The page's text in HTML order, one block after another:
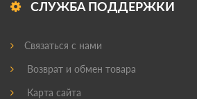
СЛУЖБА ПОДДЕРЖКИ
Связаться с нами
Возврат и обмен товара
Карта сайта